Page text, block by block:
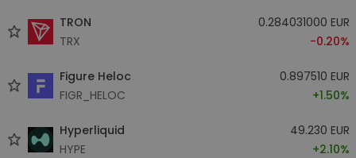
TRON
TRX
0.284031000 EUR
-0.20%
Figure Heloc
FIGR_HELOC
0.897510 EUR
+1.50%
Hyperliquid
HYPE
49.230 EUR
+2.10%